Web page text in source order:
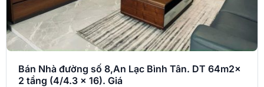
Bán Nhà đường số 8,An Lạc Bình Tân. DT 64m2x
2 tầng (4/4.3 x 16). Giá